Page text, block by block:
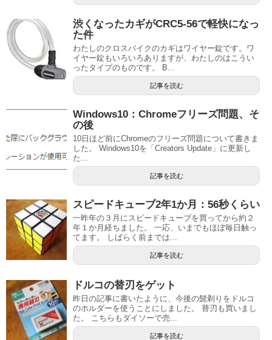
渋くなったカギがCRC5-56で軽快になっ
た件
わたしのクロスバイクのカギはワイヤー錠です。ワ
イヤー錠もいろいろありますが、わたしのはこうい
ったタイプのものです。 B...
記事を読む
Windows10：Chromeフリーズ問題、そ
の後
10日ほど前にChromeのフリーズ問題について書きま
した。 Windows10を「Creators Update」に更新し
た...
記事を読む
スピードキューブ2年1か月：56秒くらい
一昨年の３月にスピードキューブを買ってから約２
年１か月経ちました。 一応、いまでもほぼ毎日触っ
てます。 しばらく前までは...
記事を読む
ドルコの替刃をゲット
昨日の記事に書いたように、今後の髭剃りをドルコ
のホルダーを使うことにしました。 替刃も買いまし
た。 こちらもダイソーで売...
記事を読む